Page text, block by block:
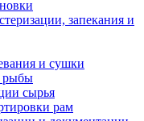
запекания и
и сушки
рыбы
сырья
рам